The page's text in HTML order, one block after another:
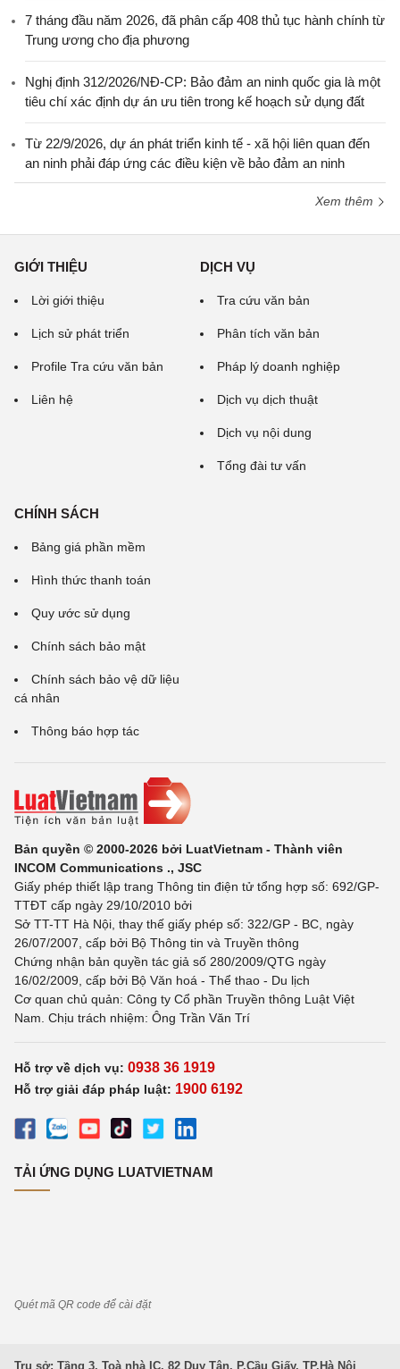
7 tháng đầu năm 2026, đã phân cấp 408 thủ tục hành chính từ
Trung ương cho địa phương
Nghị định 312/2026/NĐ-CP: Bảo đảm an ninh quốc gia là một
tiêu chí xác định dự án ưu tiên trong kế hoạch sử dụng đất
Từ 22/9/2026, dự án phát triển kinh tế - xã hội liên quan đến
an ninh phải đáp ứng các điều kiện về bảo đảm an ninh
Xem thêm
GIỚI THIỆU
Lời giới thiệu
Lịch sử phát triển
Profile Tra cứu văn bản
Liên hệ
DỊCH VỤ
Tra cứu văn bản
Phân tích văn bản
Pháp lý doanh nghiệp
Dịch vụ dịch thuật
Dịch vụ nội dung
Tổng đài tư vấn
CHÍNH SÁCH
Bảng giá phần mềm
Hình thức thanh toán
Quy ước sử dụng
Chính sách bảo mật
Chính sách bảo vệ dữ liệu
cá nhân
Thông báo hợp tác
Bản quyền © 2000-2026 bởi LuatVietnam - Thành viên
INCOM Communications ., JSC
Giấy phép thiết lập trang Thông tin điện tử tổng hợp số: 692/GP-
TTĐT cấp ngày 29/10/2010 bởi
Sở TT-TT Hà Nội, thay thế giấy phép số: 322/GP - BC, ngày
26/07/2007, cấp bởi Bộ Thông tin và Truyền thông
Chứng nhận bản quyền tác giả số 280/2009/QTG ngày
16/02/2009, cấp bởi Bộ Văn hoá - Thể thao - Du lịch
Cơ quan chủ quản: Công ty Cổ phần Truyền thông Luật Việt
Nam. Chịu trách nhiệm: Ông Trần Văn Trí
Hỗ trợ về dịch vụ: 0938 36 1919
Hỗ trợ giải đáp pháp luật: 1900 6192
TẢI ỨNG DỤNG LUATVIETNAM
Quét mã QR code để cài đặt
Trụ sở: Tầng 3, Toà nhà IC, 82 Duy Tân, P.Cầu Giấy, TP.Hà Nội